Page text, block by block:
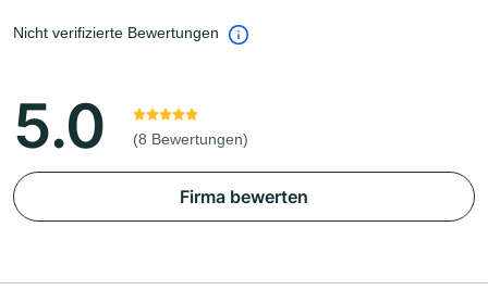
Nicht verifizierte Bewertungen
5.0 (8 Bewertungen)
Firma bewerten